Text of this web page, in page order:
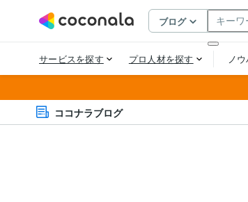
ココナラブログ